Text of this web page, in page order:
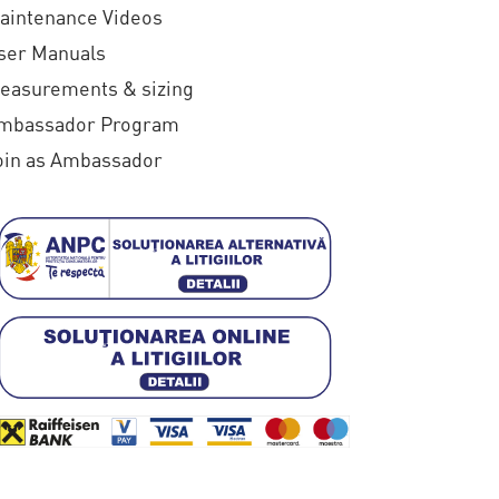
0
Videos
Manuals
& sizing
Program
as Ambassador